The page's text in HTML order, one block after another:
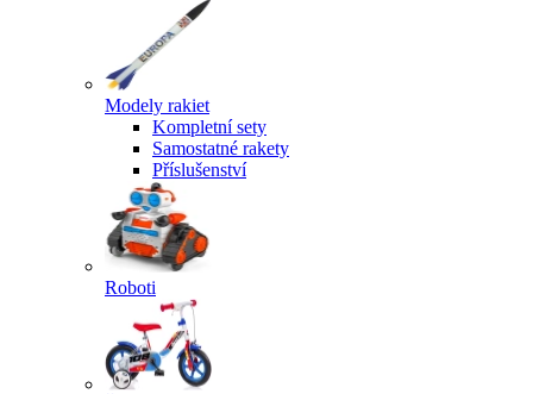
Modely rakiet
Kompletní sety
Samostatné rakety
Příslušenství
Roboti